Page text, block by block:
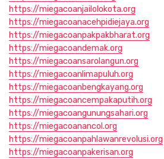
https://miegacoanjailolokota.org
https://miegacoanacehpidiejaya.org
https://miegacoanpakpakbharat.org
https://miegacoandemak.org
https://miegacoansarolangun.org
https://miegacoanlimapuluh.org
https://miegacoanbengkayang.org
https://miegacoancempakaputih.org
https://miegacoangunungsahari.org
https://miegacoanancol.org
https://miegacoanpahlawanrevolusi.org
https://miegacoanpakerisan.org